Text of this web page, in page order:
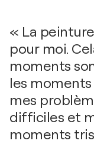
« La
pour moi.
moments
les
mes
difficiles et
moments